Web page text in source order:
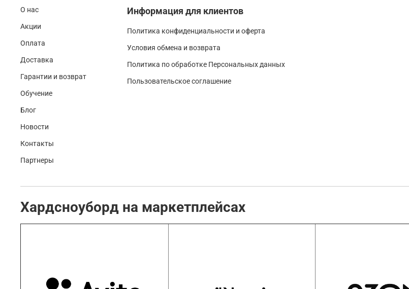
О нас
Акции
Оплата
Доставка
Гарантии и возврат
Обучение
Блог
Новости
Контакты
Партнеры
Информация для клиентов
Политика конфиденциальности и оферта
Условия обмена и возврата
Политика по обработке Персональных данных
Пользовательское соглашение
Хардсноуборд на маркетплейсах